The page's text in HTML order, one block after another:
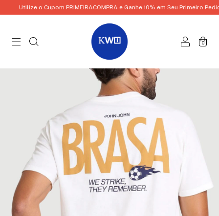
Utilize o Cupom PRIMEIRACOMPRA e Ganhe 10% em Seu Primeiro Pedido!
0